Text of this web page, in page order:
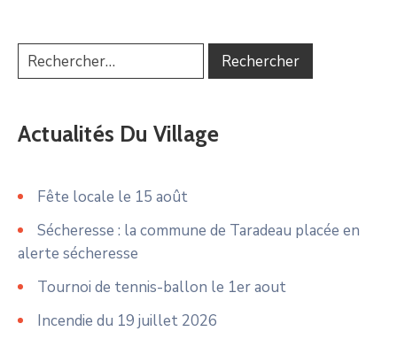
Actualités Du Village
Fête locale le 15 août
Sécheresse : la commune de Taradeau placée en
alerte sécheresse
Tournoi de tennis-ballon le 1er aout
Incendie du 19 juillet 2026